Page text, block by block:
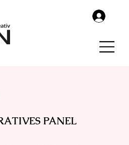
PANEL